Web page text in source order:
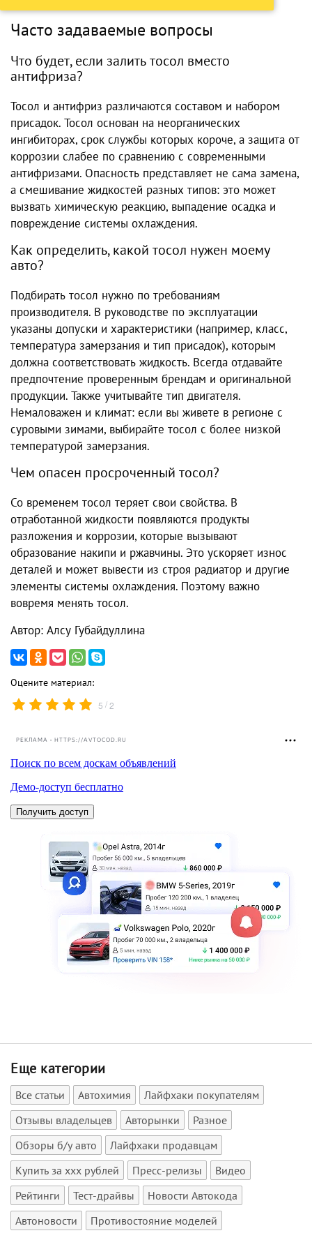
Часто задаваемые вопросы
Что будет, если залить тосол вместо
антифриза?
Тосол и антифриз различаются составом и набором
присадок. Тосол основан на неорганических
ингибиторах, срок службы которых короче, а защита от
коррозии слабее по сравнению с современными
антифризами. Опасность представляет не сама замена,
а смешивание жидкостей разных типов: это может
вызвать химическую реакцию, выпадение осадка и
повреждение системы охлаждения.
Как определить, какой тосол нужен моему
авто?
Подбирать тосол нужно по требованиям
производителя. В руководстве по эксплуатации
указаны допуски и характеристики (например, класс,
температура замерзания и тип присадок), которым
должна соответствовать жидкость. Всегда отдавайте
предпочтение проверенным брендам и оригинальной
продукции. Также учитывайте тип двигателя.
Немаловажен и климат: если вы живете в регионе с
суровыми зимами, выбирайте тосол с более низкой
температурой замерзания.
Чем опасен просроченный тосол?
Со временем тосол теряет свои свойства. В
отработанной жидкости появляются продукты
разложения и коррозии, которые вызывают
образование накипи и ржавчины. Это ускоряет износ
деталей и может вывести из строя радиатор и другие
элементы системы охлаждения. Поэтому важно
вовремя менять тосол.
Автор: Алсу Губайдуллина
Оцените материал:
5 /2
РЕКЛАМА • HTTPS://AVTOCOD.RU
Еще категории
Все статьи Автохимия
Лайфхаки покупателям
Отзывы владельцев
Авторынки
Разное
Обзоры б/у авто
Лайфхаки продавцам
Купить за xxx рублей
Пресс-релизы
Видео
Рейтинги
Тест-драйвы
Новости Автокода
Автоновости
Противостояние моделей